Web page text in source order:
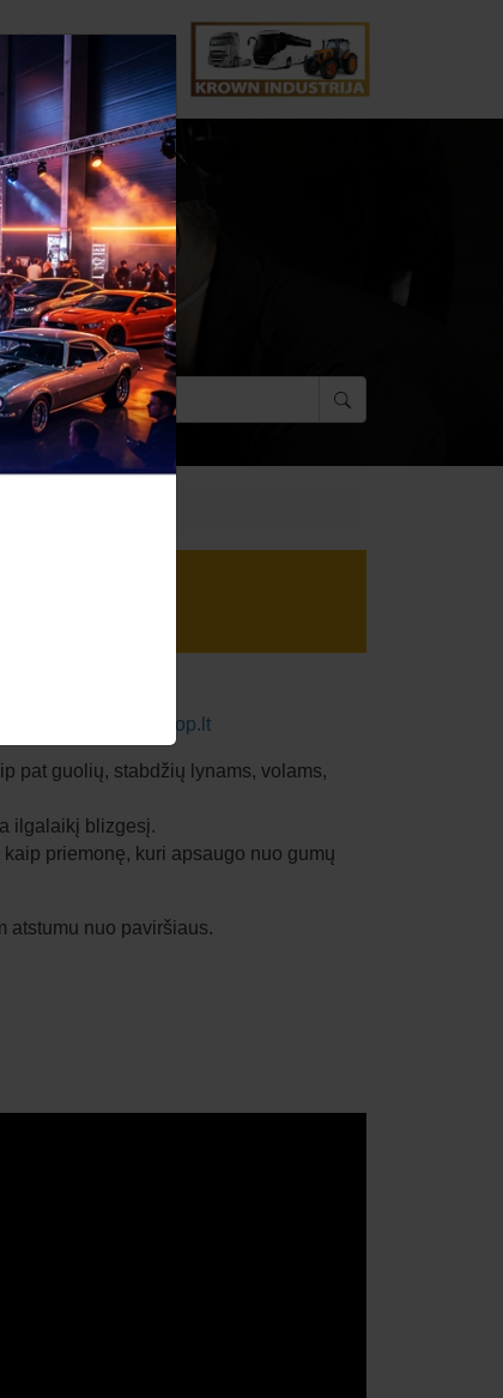
RESTORFX
www.krowneshop.lt
pat guolių, stabdžių lynams, volams,
ilgalaikį blizgesį.
priemonę, kuri apsaugo nuo gumų
atstumu nuo paviršiaus.